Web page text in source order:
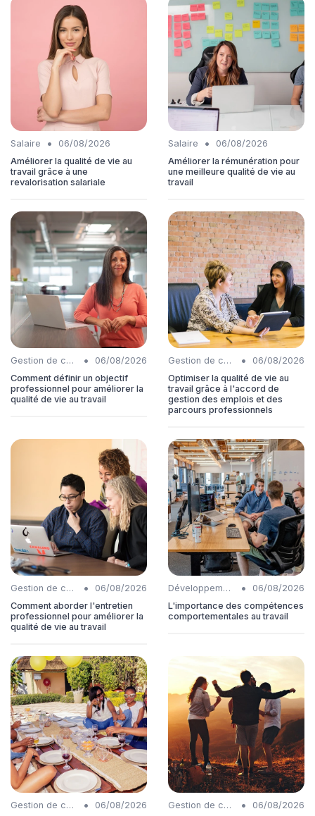
Salaire •
06/08/2026
Améliorer la qualité de vie au
travail grâce à une
revalorisation salariale
Salaire •
06/08/2026
Améliorer la rémunération pour
une meilleure qualité de vie au
travail
Gestion de carrière •
06/08/2026
Comment définir un objectif
professionnel pour améliorer la
qualité de vie au travail
Gestion de carrière •
06/08/2026
Optimiser la qualité de vie au
travail grâce à l'accord de
gestion des emplois et des
parcours professionnels
Gestion de carrière •
06/08/2026
Comment aborder l'entretien
professionnel pour améliorer la
qualité de vie au travail
Développement personnel •
06/08/2026
L'importance des compétences
comportementales au travail
Gestion de carrière •
06/08/2026
Gestion de carrière •
06/08/2026